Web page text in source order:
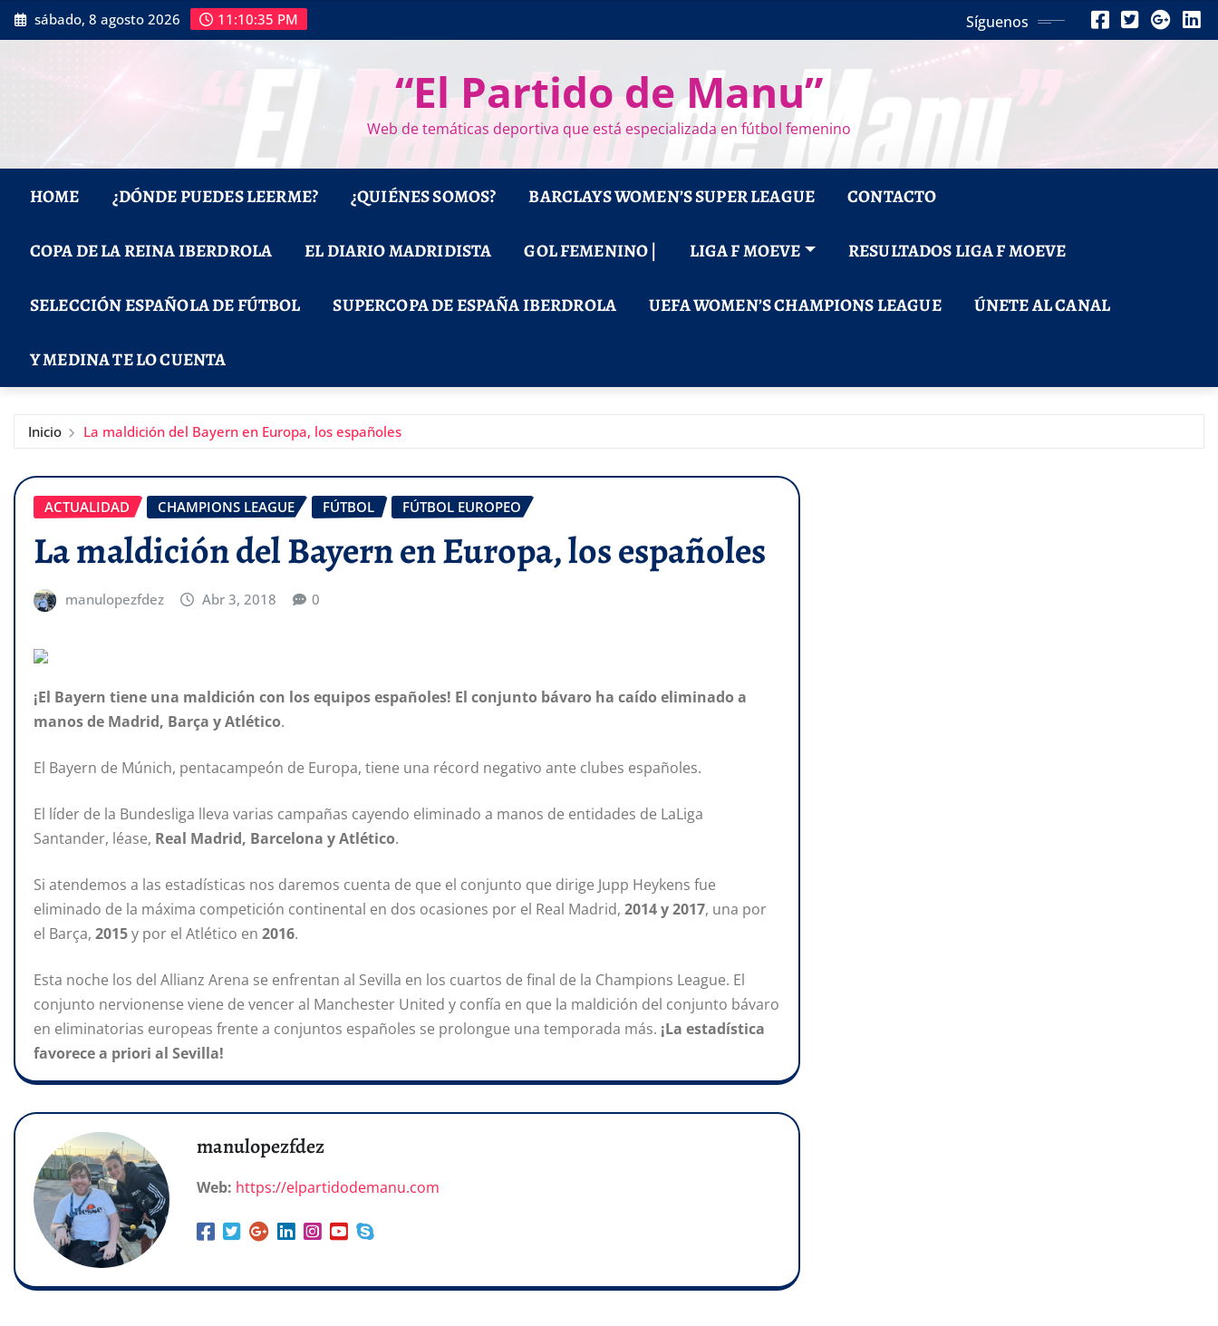
Saltar
al
sábado, 8 agosto 2026 11:10:36 PM Síguenos
“El Partido de Manu”
Web de temáticas deportiva que está especializada en fútbol femenino
HOME ¿DÓNDE PUEDES LEERME? ¿QUIÉNES SOMOS? BARCLAYS WOMEN’S SUPER LEAGUE CONTACTO
COPA DE LA REINA IBERDROLA EL DIARIO MADRIDISTA GOL FEMENINO | LIGA F MOEVE RESULTADOS LIGA F MOEVE
SELECCIÓN ESPAÑOLA DE FÚTBOL SUPERCOPA DE ESPAÑA IBERDROLA UEFA WOMEN’S CHAMPIONS LEAGUE ÚNETE AL CANAL
Y MEDINA TE LO CUENTA
Inicio La maldición del Bayern en Europa, los españoles
ACTUALIDAD CHAMPIONS LEAGUE FÚTBOL FÚTBOL EUROPEO
La maldición del Bayern en Europa, los españoles
manulopezfdez Abr 3, 2018 0
¡El Bayern tiene una maldición con los equipos españoles! El conjunto bávaro ha caído eliminado a
manos de Madrid, Barça y Atlético.
El Bayern de Múnich, pentacampeón de Europa, tiene una récord negativo ante clubes españoles.
El líder de la Bundesliga lleva varias campañas cayendo eliminado a manos de entidades de LaLiga
Santander, léase, Real Madrid, Barcelona y Atlético.
Si atendemos a las estadísticas nos daremos cuenta de que el conjunto que dirige Jupp Heykens fue
eliminado de la máxima competición continental en dos ocasiones por el Real Madrid, 2014 y 2017, una por
el Barça, 2015y por el Atlético en 2016.
Esta noche los del Allianz Arena se enfrentan al Sevilla en los cuartos de final de la Champions League. El
conjunto nervionense viene de vencer al Manchester United y confía en que la maldición del conjunto bávaro
en eliminatorias europeas frente a conjuntos españoles se prolongue una temporada más. ¡La estadística
favorece a priori al Sevilla!
manulopezfdez
Web: https://elpartidodemanu.com